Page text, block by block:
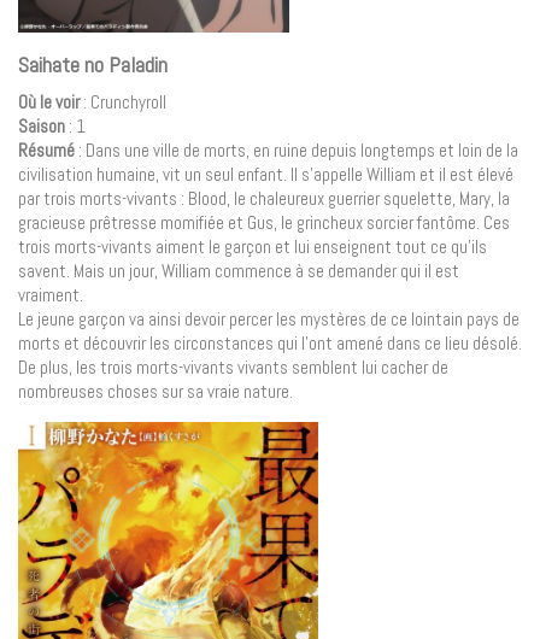
Saihate no Paladin
Où le voir: Crunchyroll
Saison : 1
Résumé : Dans une ville de morts, en ruine depuis longtemps et loin de la
civilisation humaine, vit un seul enfant. Il s’appelle William et il est élevé
par trois morts-vivants : Blood, le chaleureux guerrier squelette, Mary, la
gracieuse prêtresse momifiée et Gus, le grincheux sorcier fantôme. Ces
trois morts-vivants aiment le garçon et lui enseignent tout ce qu’ils
savent. Mais un jour, William commence à se demander qui il est
vraiment.
Le jeune garçon va ainsi devoir percer les mystères de ce lointain pays de
morts et découvrir les circonstances qui l’ont amené dans ce lieu désolé.
De plus, les trois morts-vivants vivants semblent lui cacher de
nombreuses choses sur sa vraie nature.